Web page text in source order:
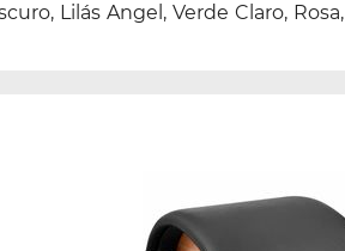
Lilás Angel, Verde Claro,